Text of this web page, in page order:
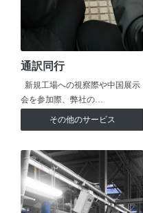
通訳同行
新規工場への視察際や中国展示
会を参加際、弊社の…
その他のサービス